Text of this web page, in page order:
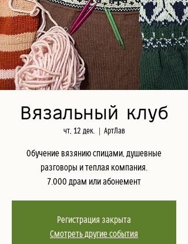
Вязальный клуб
чт, 12 дек. АртЛав
Обучение вязянию спицами, душевные
разговоры и теплая компания.
7.000 драм или абонемент
Регистрация закрыта
Смотреть другие события